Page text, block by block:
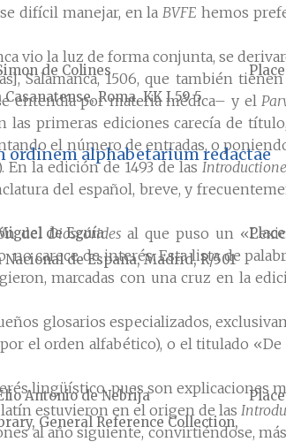
difícil manejar, en laBVFE hemos
vio la luz de forma conjunta, se
Salamanca, 1506, que también
entendía por materia médica– y el
las primeras ediciones carecía de
el número de entradas, o
En la edición de 1493 de las
del español, breve, y
delDioscórides al que puso un
carece de interés. Esta lista de
marcadas con una cruz en la
glosarios especializados,
el orden alfabético), o el titulado
lingüístico, pues son explicaciones
latín estuvieron en el origen de las
al año siguiente, convirtiéndose,
de Colines
Roma, KK I.59 5
ordinem alphabetarium redactae
de Eguía
de España, Madrid, R/501
Antonio de Nebrija
General Reference Collection,